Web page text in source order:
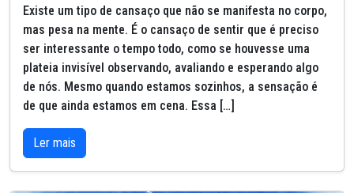
Existe um tipo de cansaço que não se manifesta no corpo,
mas pesa na mente. É o cansaço de sentir que é preciso
ser interessante o tempo todo, como se houvesse uma
plateia invisível observando, avaliando e esperando algo
de nós. Mesmo quando estamos sozinhos, a sensação é
de que ainda estamos em cena. Essa […]
Ler mais